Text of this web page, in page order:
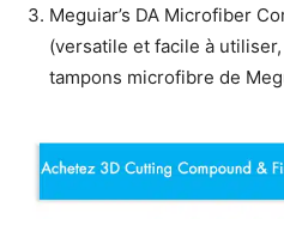
Meguiar’s DA Microfiber
(versatile et facile à
tampons microfibre de